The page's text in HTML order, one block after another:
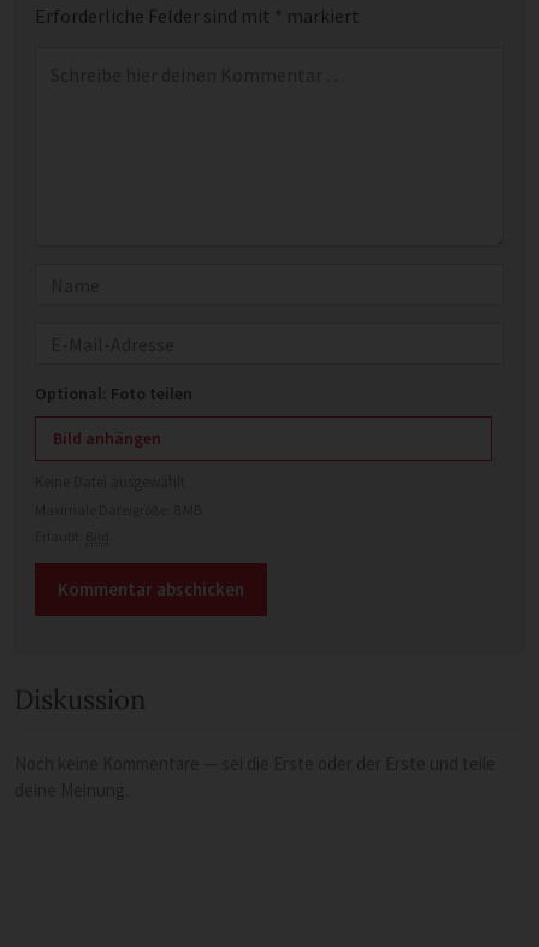
Erforderliche Felder sind mit * markiert
Optional: Foto teilen
Bild anhängen
Diskussion